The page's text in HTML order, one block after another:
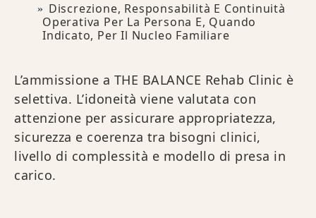
Discrezione, Responsabilità E Continuità
Operativa Per La Persona E, Quando
Indicato, Per Il Nucleo Familiare
L’ammissione a THE BALANCE Rehab Clinic è
selettiva. L’idoneità viene valutata con
attenzione per assicurare appropriatezza,
sicurezza e coerenza tra bisogni clinici,
livello di complessità e modello di presa in
carico.